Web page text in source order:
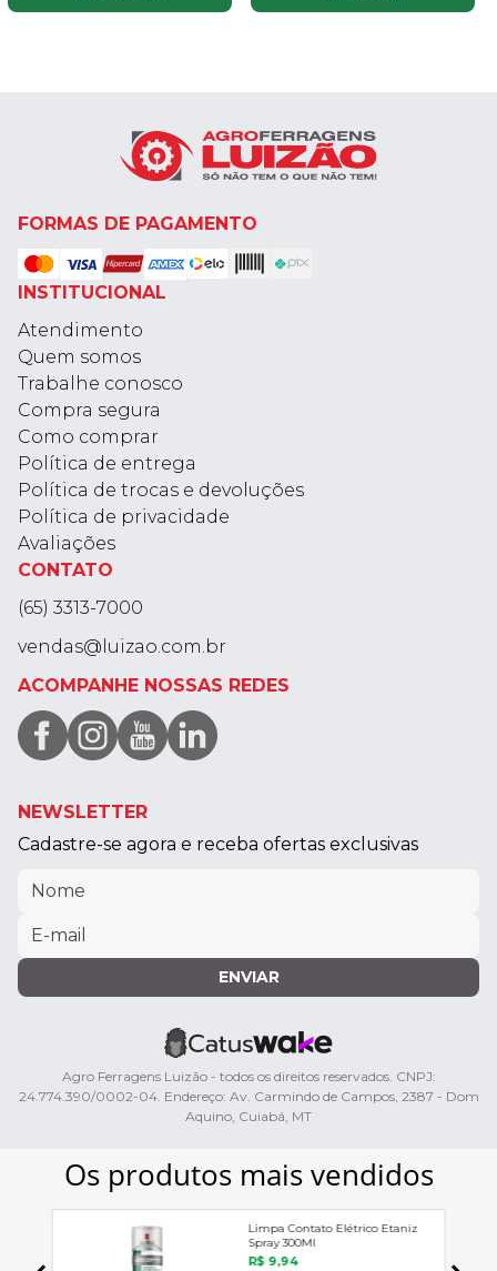
FORMAS DE PAGAMENTO
INSTITUCIONAL
Atendimento
Quem somos
Trabalhe conosco
Compra segura
Como comprar
Política de entrega
Política de trocas e devoluções
Política de privacidade
Avaliações
CONTATO
(65) 3313-7000
vendas@luizao.com.br
ACOMPANHE NOSSAS REDES
NEWSLETTER
Cadastre-se agora e receba ofertas exclusivas
ENVIAR
Agro Ferragens Luizão - todos os direitos reservados. CNPJ:
24.774.390/0002-04. Endereço: Av. Carmindo de Campos, 2387 - Dom
Aquino, Cuiabá, MT